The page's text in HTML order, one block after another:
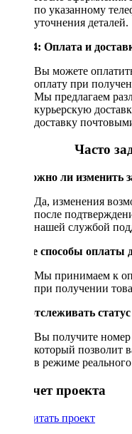
по указанному
уточнения деталей.
Шаг 4: Оплата и
Вы можете
оплату при
Мы предлагаем
курьерскую
доставку
Часто
Возможно ли изменить
Да, изменения
после
нашей службой
Какие способы оплаты
Мы принимаем к
при получении
Как отслеживать
Вы получите номер
который позволит
в режиме
Рассчет проекта
Рассчитать проект